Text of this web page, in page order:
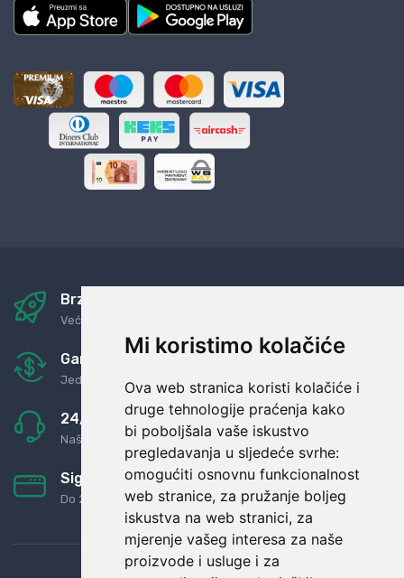
Mi koristimo kolačiće
Ova web stranica koristi kolačiće i
druge tehnologije praćenja kako
bi poboljšala vaše iskustvo
pregledavanja u sljedeće svrhe:
omogućiti osnovnu funkcionalnost
web stranice, za pružanje boljeg
iskustva na web stranici, za
mjerenje vašeg interesa za naše
proizvode i usluge i za
Brza i sigurna dostava
Već za nekoliko dana kod vas
Garancija u povrat novaca
Jednostavno pravilo: Roba za novac
24/7 odlična podrška
Naši agenti uvijek na raspolaganju
Sigurno obročno plaćanje
Do 24 rata bez kamata